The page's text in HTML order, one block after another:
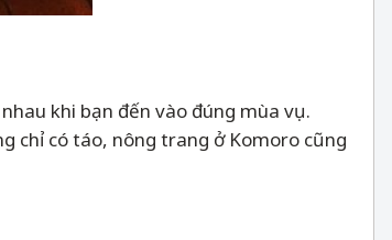
khi bạn đến vào đúng mùa vụ.
chỉ có táo, nông trang ở Komoro cũng